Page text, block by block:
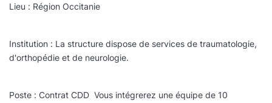
Lieu : Région Occitanie
Institution : La structure dispose de services de traumatologie,
d'orthopédie et de neurologie.
Poste : Contrat CDD Vous intégrerez une équipe de 10